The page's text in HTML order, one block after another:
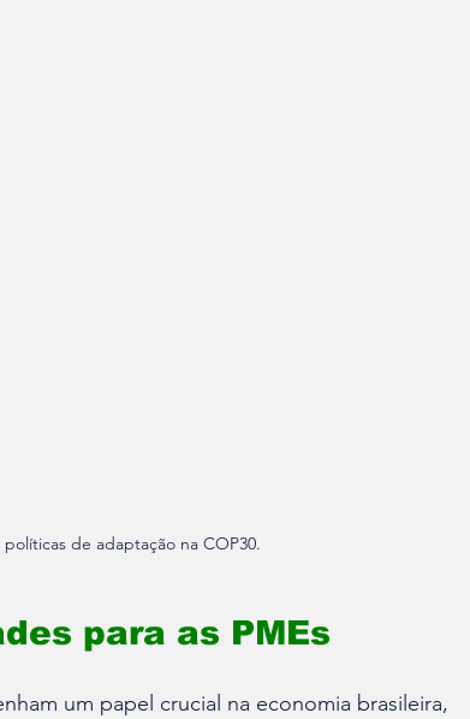
de adaptação na COP30.
para as PMEs
um papel crucial na economia brasileira,